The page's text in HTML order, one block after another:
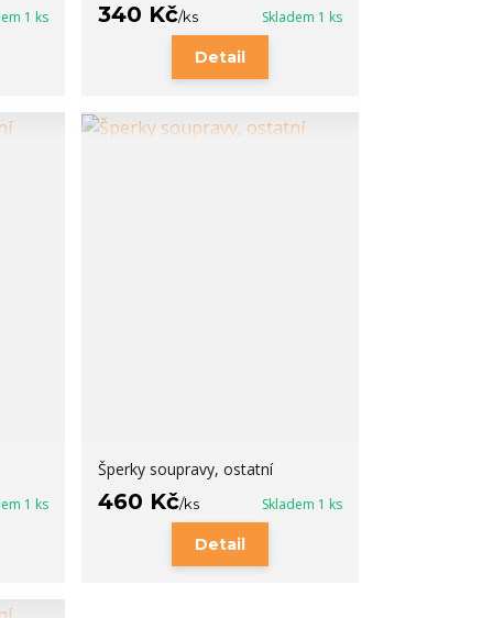
1 ks 340 Kč/ks Skladem 1 ks
Detail
1 ks
Šperky soupravy, ostatní
460 Kč/ks Skladem 1 ks
Detail